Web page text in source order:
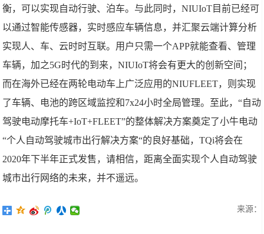
衡，可以实现自动行驶、泊车。与此同时，NIUIoT目前已经可
以通过智能传感器，实时感应车辆信息，并汇聚云端计算分析
实现人、车、云时时互联。用户只需一个APP就能查看、管理
车辆，加之5G时代的到来，NIUIoT将会有更大的创新空间；
而在海外已经在两轮电动车上广泛应用的NIUFLEET，则实现
了车辆、电池的跨区域监控和7x24小时全局管理。至此，“自动
驾驶电动摩托车+IoT+FLEET”的整体解决方案奠定了小牛电动
“个人自动驾驶城市出行解决方案“的良好基础，TQi将会在
2020年下半年正式发售，请相信，距离全面实现个人自动驾驶
城市出行网络的未来，并不遥远。
来源：